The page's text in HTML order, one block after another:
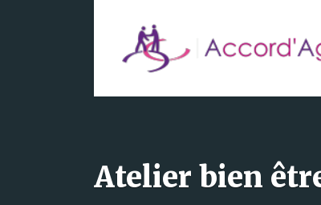
Atelier bien